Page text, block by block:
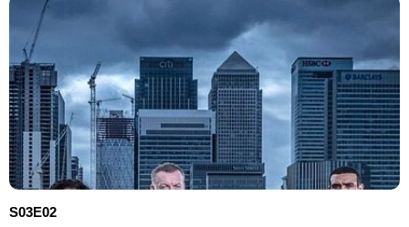
S03E02